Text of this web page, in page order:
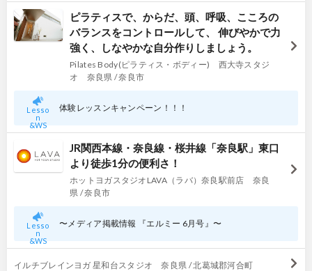
ピラティスで、からだ、頭、呼吸、こころの
バランスをコントロールして、 伸びやかで力
強く、しなやかな自分作りしましょう。
Pilates Body(ピラティス・ボディー) 西大寺スタジ
オ 奈良県 / 奈良市
Lesso
n
&WS
体験レッスンキャンペーン！！！
JR関西本線・奈良線・桜井線「奈良駅」東口
より徒歩1分の便利さ！
ホットヨガスタジオLAVA（ラバ）奈良駅前店 奈良
県 / 奈良市
Lesso
n
&WS
〜メディア掲載情報 『エルミー 6月号』〜
イルチブレインヨガ 星和台スタジオ 奈良県 / 北葛城郡河合町